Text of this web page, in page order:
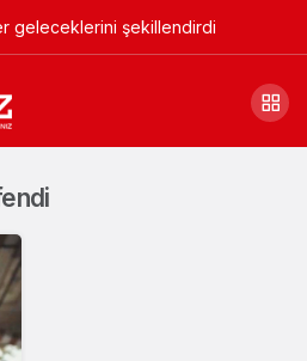
geleceklerini şekillendirdi